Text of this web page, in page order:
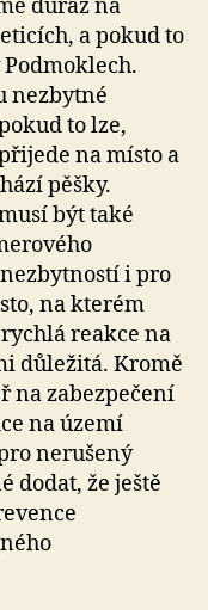
důraz na
a pokud to
nezbytné
to lze,
na místo a
pěšky.
být také
i pro
na kterém
reakce na
důležitá. Kromě
na zabezpečení
na území
nerušený
dodat, že ještě